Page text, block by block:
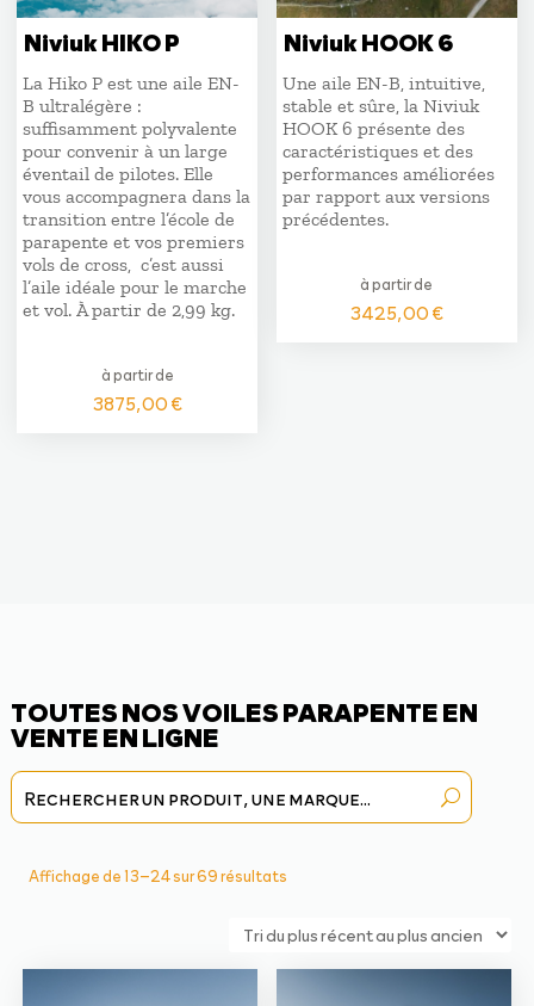
Niviuk HIKO P
La Hiko P est une aile EN-
B ultralégère :
suffisamment polyvalente
pour convenir à un large
éventail de pilotes. Elle
vous accompagnera dans la
transition entre l’école de
parapente et vos premiers
vols de cross, c’est aussi
l’aile idéale pour le marche
et vol. À partir de 2,99 kg.
à partir de
3875,00€
Niviuk HOOK 6
Une aile EN-B, intuitive,
stable et sûre, la Niviuk
HOOK 6 présente des
caractéristiques et des
performances améliorées
par rapport aux versions
précédentes.
à partir de
3425,00€
TOUTES NOS VOILES PARAPENTE EN
VENTE EN LIGNE
Affichage de 13–24 sur 69 résultatsTrié
récent